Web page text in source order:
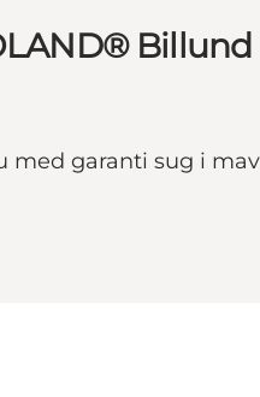
Billund
med garanti sug i